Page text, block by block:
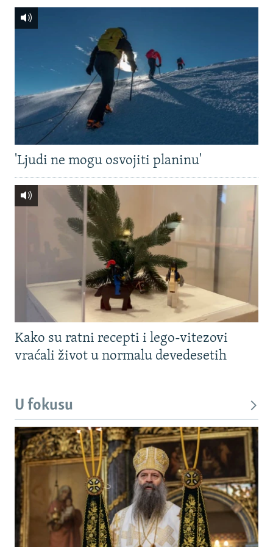
'Ljudi ne mogu osvojiti planinu'
Kako su ratni recepti i lego-vitezovi
vraćali život u normalu devedesetih
U fokusu